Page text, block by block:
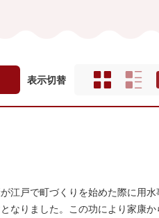
表示切替
江戸で町づくりを始めた際に用水
なりました。この功により家康か